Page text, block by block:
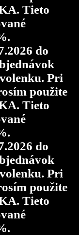
Tieto
do
Pri
použite
Tieto
do
Pri
použite
Tieto